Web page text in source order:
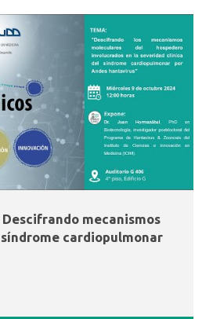
mecanismos
cardiopulmonar